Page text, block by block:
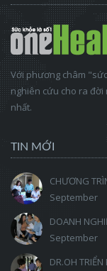
Với phương châm
nghiên cứu cho ra đời
nhất.
TIN MỚI
CHƯƠNG
September
DOANH
September
DR.OH TRIỂN